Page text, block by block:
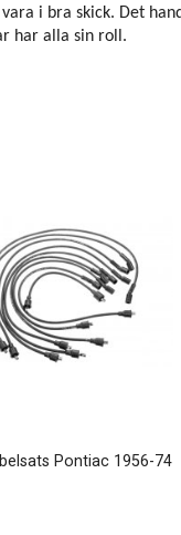
i bra skick. Det
har alla sin roll.
Pontiac 1956-74